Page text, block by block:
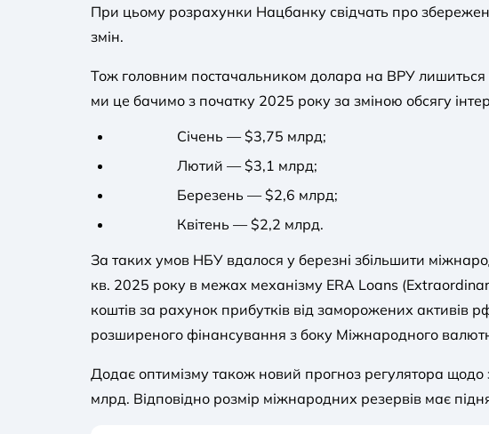
При цьому розрахунки Нацбанку свідчать про
змін.
Тож головним постачальником долара на ВРУ лишиться
ми це бачимо з початку 2025 року за зміною обсягу
Січень — $3,75 млрд;
Лютий — $3,1 млрд;
Березень — $2,6 млрд;
Квітень — $2,2 млрд.
За таких умов НБУ вдалося у березні збільшити
кв. 2025 року в межах механізму ERA Loans
коштів за рахунок прибутків від заморожених
розширеного фінансування з боку Міжнародного
Додає оптимізму також новий прогноз регулятора
млрд. Відповідно розмір міжнародних резервів має